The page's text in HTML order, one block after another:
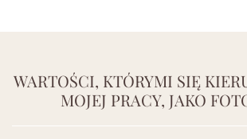
WARTOŚCI, KTÓRYMI SIĘ
MOJEJ PRACY, JAKO